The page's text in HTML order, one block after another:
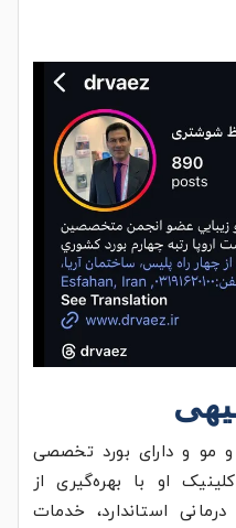
و دارای بورد تخصصی
او با بهره‌گیری از
استاندارد، خدمات